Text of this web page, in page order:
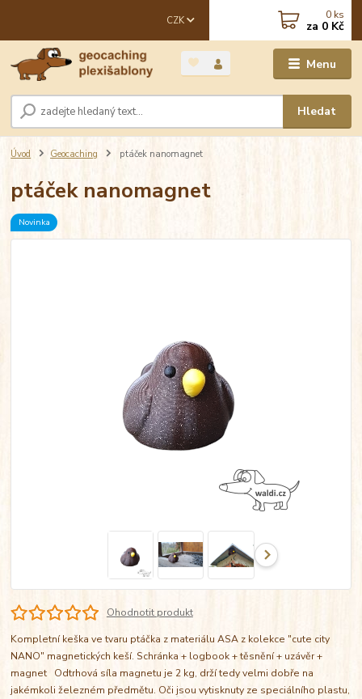
Menu
CZK
Hledat
0 ks
za 0 Kč
Úvod Geocaching ptáček nanomagnet
ptáček nanomagnet
Novinka
Ohodnotit produkt
Kompletní keška ve tvaru ptáčka z materiálu ASA z kolekce "cute city
NANO" magnetických keší. Schránka + logbook + těsnění + uzávěr +
magnet Odtrhová síla magnetu je 2 kg, drží tedy velmi dobře na
jakémkoli železném předmětu. Oči jsou vytisknuty ze speciálního plastu,